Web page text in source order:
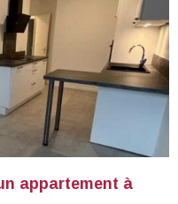
appartement à